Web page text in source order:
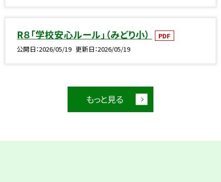
R８「学校安心ルール」（みどり小）
PDF
公開日 2026/05/19 更新日 2026/05/19
もっと見る